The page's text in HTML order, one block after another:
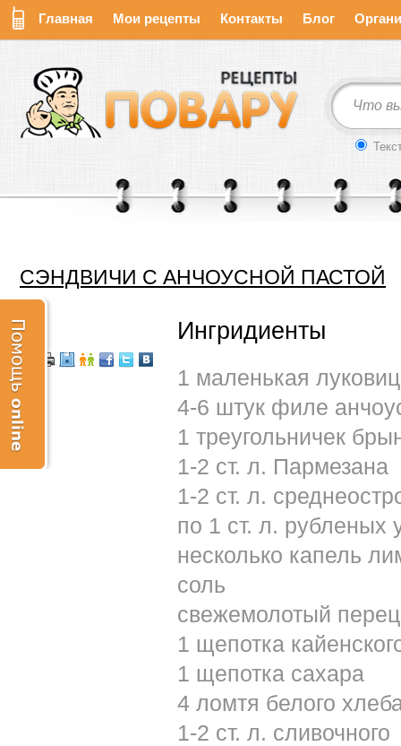
Главная Мои рецепты Контакты Блог
СЭНДВИЧИ С АНЧОУСНОЙ ПАСТОЙ
Ингридиенты
1 маленькая
4-6 штук филе
1 треугольничек
1-2 ст. л. Пармезана
1-2 ст. л.
по 1 ст. л. рубленых
несколько капель
соль
свежемолотый перец
1 щепотка
1 щепотка сахара
4 ломтя белого
1-2 ст. л. сливочного